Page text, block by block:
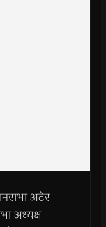
अटेर
अध्यक्ष